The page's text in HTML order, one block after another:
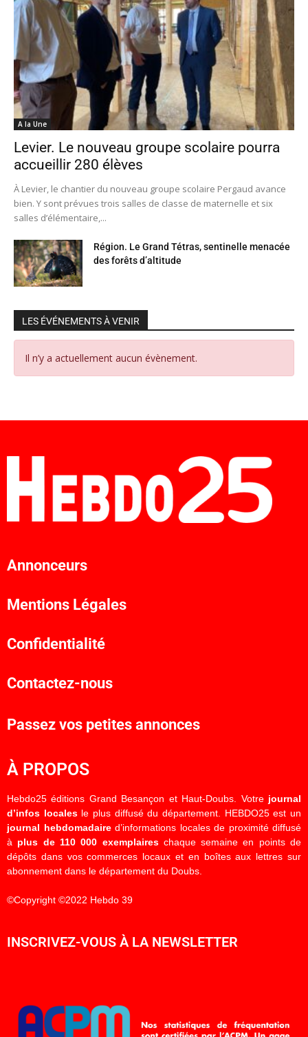
A la Une
Levier. Le nouveau groupe scolaire pourra
accueillir 280 élèves
À Levier, le chantier du nouveau groupe scolaire Pergaud avance
bien. Y sont prévues trois salles de classe de maternelle et six
salles d’élémentaire,...
Région. Le Grand Tétras, sentinelle menacée
des forêts d’altitude
LES ÉVÉNEMENTS À VENIR
Il n’y a actuellement aucun évènement.
Annonceurs
Mentions Légales
Confidentialité
Contactez-nous
Passez vos petites annonces
À PROPOS
Hebdo25 éditions Grand Besançon et Haut-Doubs. Votre journal
d’infos localesle plus diffusé du département. HEBDO25 est un
journal hebdomadaired’informations locales de proximité diffusé
à plus de 110 000 exemplaireschaque semaine en points de
dépôts dans vos commerces locaux et en boîtes aux lettres sur
abonnement dans le département du Doubs.
©Copyright ©2022 Hebdo 39
INSCRIVEZ-VOUS À LA NEWSLETTER